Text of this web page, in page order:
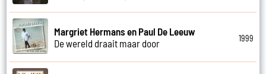
Margriet Hermans en Paul De Leeuw
De wereld draait maar door
1999